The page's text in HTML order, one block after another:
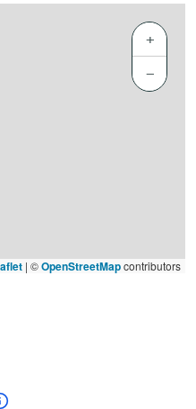
+
−
| ©OpenStreetMapcontributors